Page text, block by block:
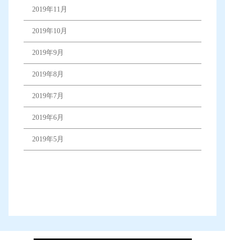
2019年11月
2019年10月
2019年9月
2019年8月
2019年7月
2019年6月
2019年5月